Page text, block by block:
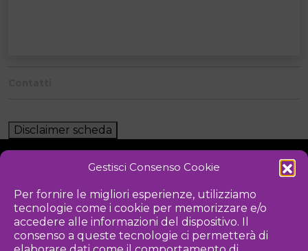
Gestisci Consenso Cookie
Per fornire le migliori esperienze, utilizziamo
tecnologie come i cookie per memorizzare e/o
accedere alle informazioni del dispositivo. Il
consenso a queste tecnologie ci permetterà di
Disclaimer scheda
PRIVACY POLICY
Iniziativa